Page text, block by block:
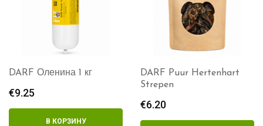
DARF Оленина 1 кг
€9.25
В КОРЗИНУ
DARF Puur Hertenhart
Strepen
€6.20